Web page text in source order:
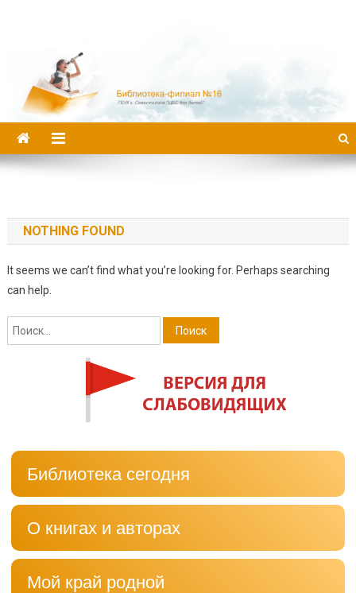
NOTHING FOUND
It seems we can’t find what you’re looking for. Perhaps searching
can help.
Найти:
Библиотека сегодня
О книгах и авторах
Мой край родной